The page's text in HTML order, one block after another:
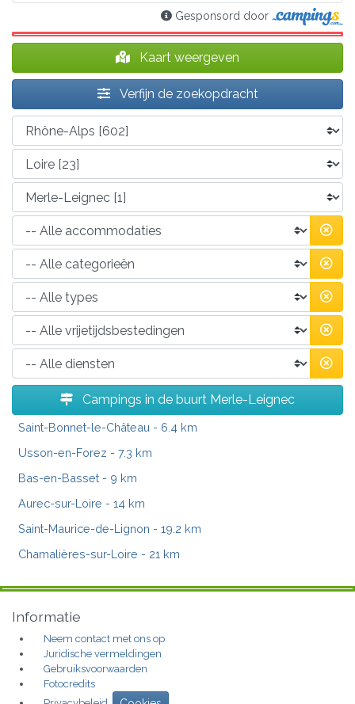
Gesponsord door
Kaart weergeven
Verfijn de zoekopdracht
Campings in de buurt Merle-Leignec
Saint-Bonnet-le-Château - 6.4 km
Usson-en-Forez - 7.3 km
Bas-en-Basset - 9 km
Aurec-sur-Loire - 14 km
Saint-Maurice-de-Lignon - 19.2 km
Chamalières-sur-Loire - 21 km
Informatie
Neem contact met ons op
Juridische vermeldingen
Gebruiksvoorwaarden
Fotocredits